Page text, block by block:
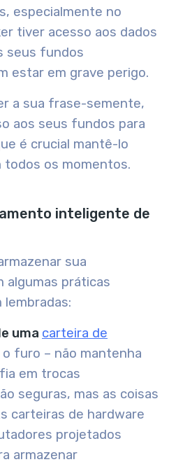
especialmente no
tiver acesso aos dados
seus fundos
estar em grave perigo.
a sua frase-semente,
aos seus fundos para
é crucial mantê-lo
todos os momentos.
inteligente de
sua
algumas práticas
uma carteira de
furo – não mantenha
em trocas
seguras, mas as coisas
carteiras de hardware
projetados
armazenar